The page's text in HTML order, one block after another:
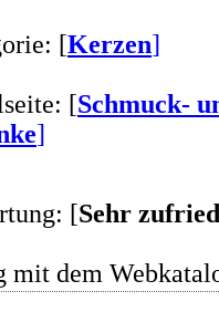
[Kerzen]
[Schmuck-
]
[Sehr
mit dem